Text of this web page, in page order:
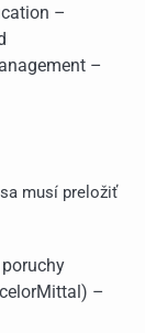
–
–
musí preložiť
–